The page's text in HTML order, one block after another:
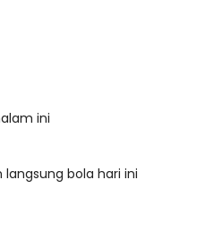
ini
bola hari ini